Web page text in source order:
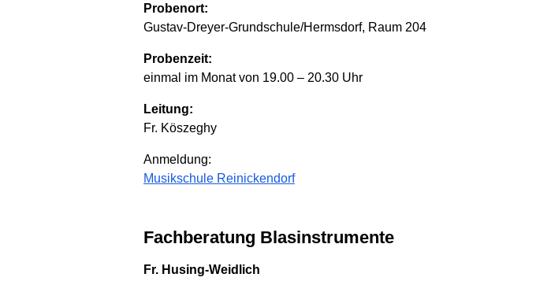
Probenort:
Gustav-Dreyer-Grundschule/Hermsdorf, Raum 204
Probenzeit:
einmal im Monat von 19.00 – 20.30 Uhr
Leitung:
Fr. Köszeghy
Anmeldung:
Musikschule Reinickendorf
Fachberatung Blasinstrumente
Fr. Husing-Weidlich